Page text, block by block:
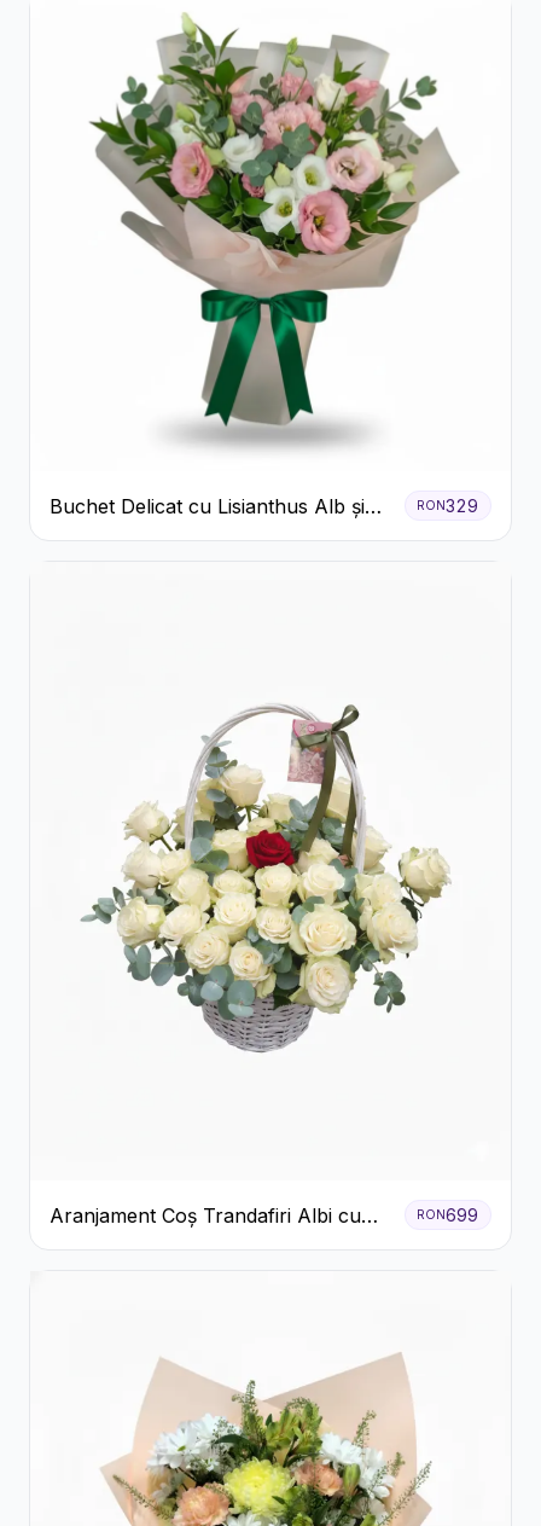
Buchet Delicat cu Lisianthus Alb și
Roz
RON329
Aranjament Coș Trandafiri Albi cu
Accent Roșu
RON699